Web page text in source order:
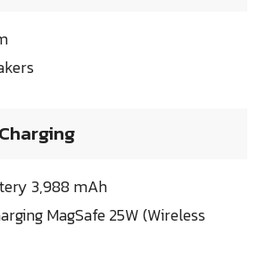
3,988 mAh
MagSafe 25W (Wireless